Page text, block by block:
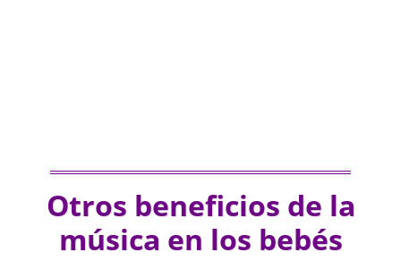
Otros beneficios de la
música en los bebés